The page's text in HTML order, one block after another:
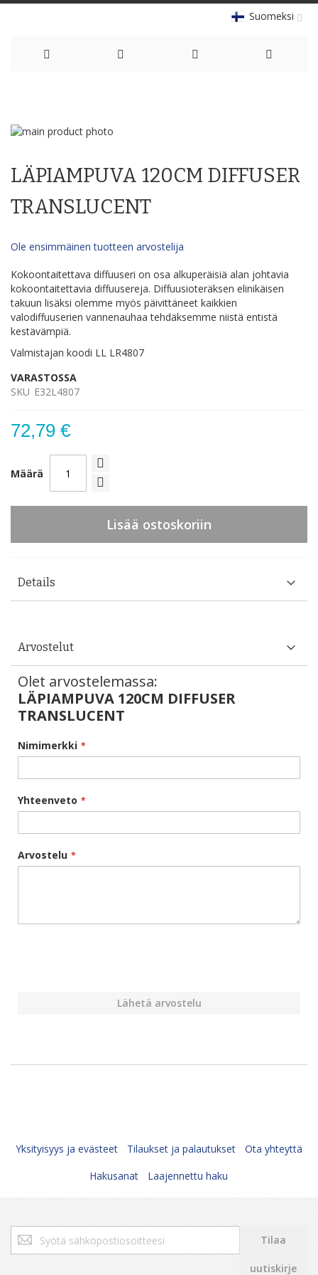
Suomeksi
Content
Skip
end
the
images
the
of
the
gallery
LÄPIAMPUVA 120CM DIFFUSER
TRANSLUCENT
Ole ensimmäinen tuotteen arvostelija
Kokoontaitettava diffuuseri on osa alkuperäisiä alan johtavia
kokoontaitettavia diffuusereja. Diffuusioteräksen elinikäisen
takuun lisäksi olemme myös päivittäneet kaikkien
valodiffuuserien vannenauhaa tehdäksemme niistä entistä
kestävämpiä.
Valmistajan koodi LL LR4807
VARASTOSSA
SKU E32L4807
72,79 €
Määrä
Lisää ostoskoriin
Details
Arvostelut
Olet arvostelemassa:
LÄPIAMPUVA 120CM DIFFUSER
TRANSLUCENT
Nimimerkki
Yhteenveto
Arvostelu
Lähetä arvostelu
Yksityisyys ja evästeet Tilaukset ja palautukset
Ota yhteyttä
Hakusanat
Laajennettu haku
Tilaa
uutiskirjeemme:
Tilaa
uutiskirje